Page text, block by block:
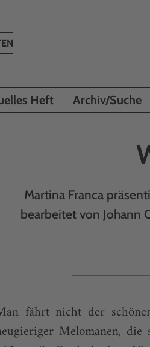
Heft Archiv/Suche
Martina Franca
bearbeitet von Johann
fährt nicht der
Melomanen,